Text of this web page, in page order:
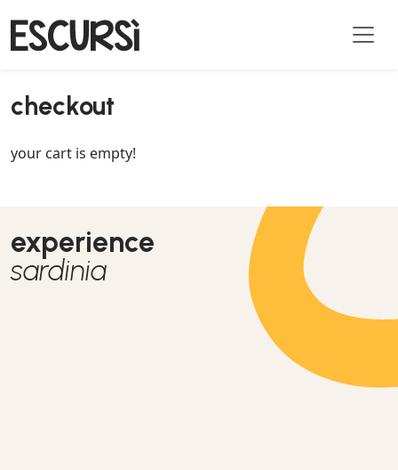
checkout
your cart is empty!
experience
sardinia